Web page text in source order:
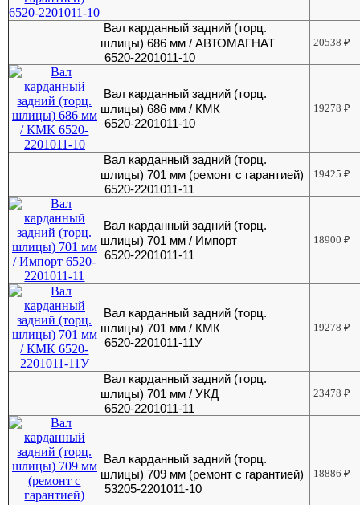
Вал карданный задний (торц.
шлицы) 686 мм / АВТОМАГНАТ
6520-2201011-10
20538₽
Вал карданный задний (торц.
шлицы) 686 мм / КМК
6520-2201011-10
19278₽
Вал карданный задний (торц.
шлицы) 701 мм (ремонт с гарантией)
6520-2201011-11
19425₽
Вал карданный задний (торц.
шлицы) 701 мм / Импорт
6520-2201011-11
18900₽
Вал карданный задний (торц.
шлицы) 701 мм / КМК
6520-2201011-11У
19278₽
Вал карданный задний (торц.
шлицы) 701 мм / УКД
6520-2201011-11
23478₽
Вал карданный задний (торц.
шлицы) 709 мм (ремонт с гарантией)
53205-2201011-10
18886₽